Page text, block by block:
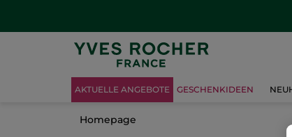
AKTUELLE ANGEBOTE GESCHENKIDEEN
Homepage